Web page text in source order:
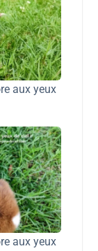
aux yeux
aux yeux